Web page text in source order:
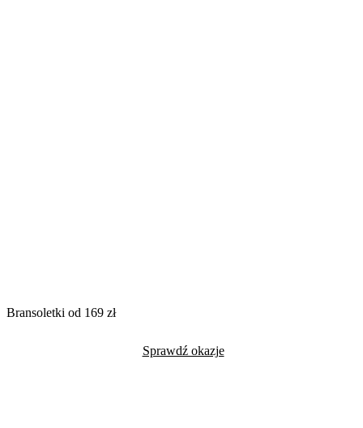
Bransoletki od 169 zł
Sprawdź okazje